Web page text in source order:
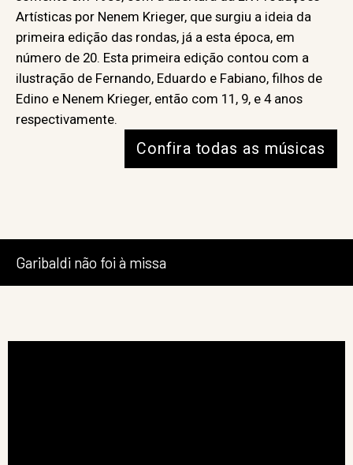
Artísticas por Nenem Krieger, que surgiu a ideia da
primeira edição das rondas, já a esta época, em
número de 20. Esta primeira edição contou com a
ilustração de Fernando, Eduardo e Fabiano, filhos de
Edino e Nenem Krieger, então com 11, 9, e 4 anos
respectivamente.
Confira todas as músicas
Garibaldi não foi à missa